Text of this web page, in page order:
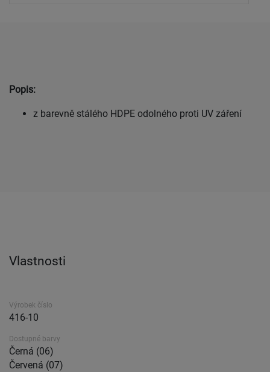
Popis:
z barevně stálého HDPE odolného proti UV záření
Vlastnosti
Výrobek číslo
416-10
Dostupné barvy
Černá (06)
Červená (07)